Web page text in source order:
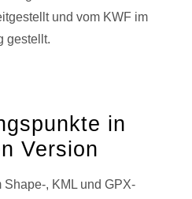
und vom KWF im
gestellt.
in
Version
Shape-, KML und GPX-